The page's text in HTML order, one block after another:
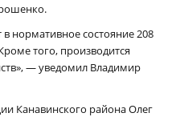
нормативное состояние 208
того, производится
— уведомил Владимир
Канавинского района Олег